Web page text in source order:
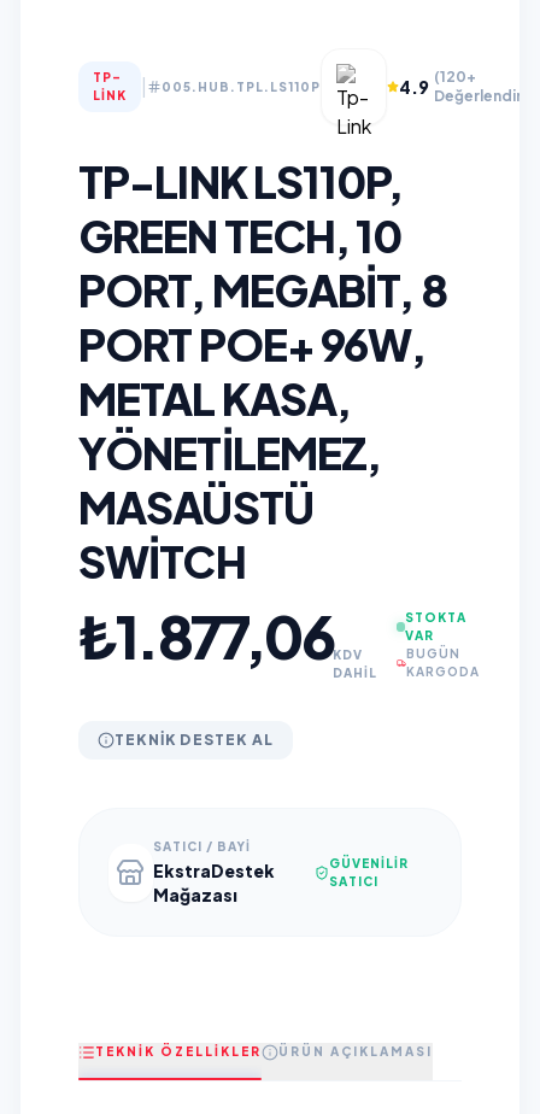
TP-
LINK
005.HUB.TPL.LS110P 4.9 (120+
TP-LINK LS110P,
GREEN TECH, 10
PORT, MEGABIT, 8
PORT POE+ 96W,
METAL KASA,
YÖNETILEMEZ,
MASAÜSTÜ
SWITCH
₺1.877,06KDV
DAHİL
STOKTA
VAR
BUGÜN
KARGODA
TEKNIK DESTEK AL
SATICI / BAYI
EkstraDestek
Mağazası
GÜVENILIR
SATICI
TEKNİK ÖZELLİKLER ÜRÜN AÇIKLAMASI